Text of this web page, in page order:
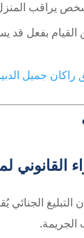
شخص يراقب
القيام بفعل قد
راكان جميل
التبليغ
الجريمة.